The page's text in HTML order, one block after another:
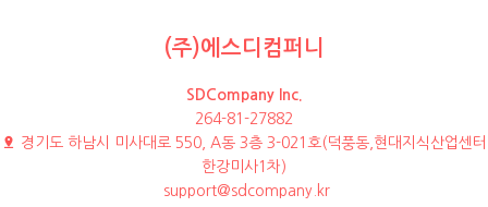
(주)에스디컴퍼니
SDCompany Inc.
264-81-27882
경기도 하남시 미사대로 550, A동 3층 3-021호(덕풍동,현대지식산업센터
한강미사1차)
support@sdcompany.kr